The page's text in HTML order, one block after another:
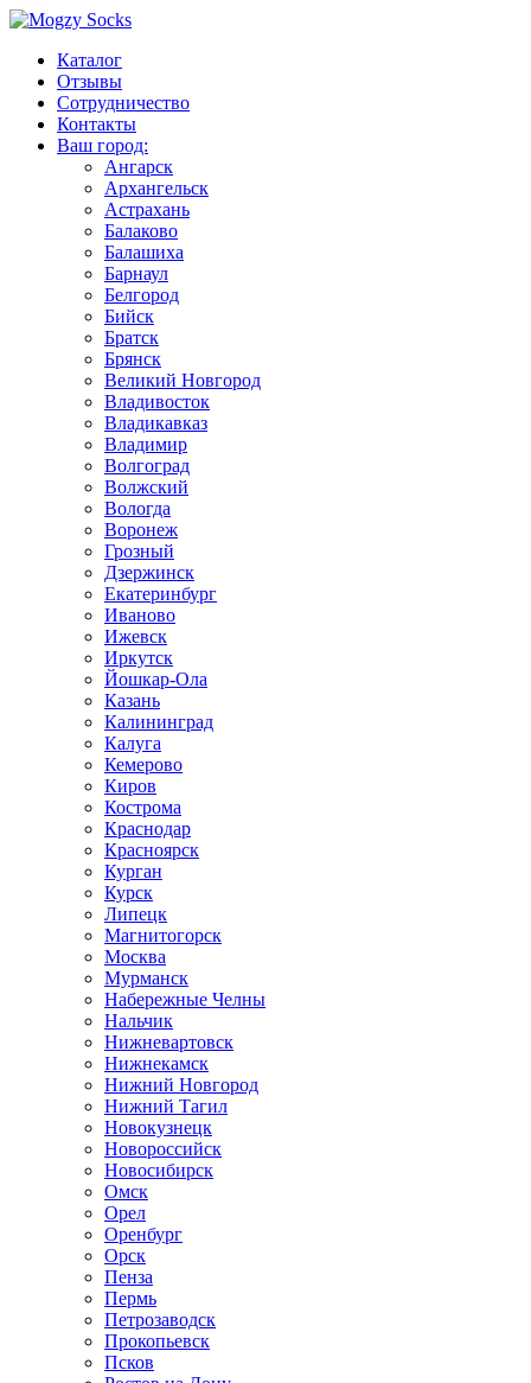
Каталог
Отзывы
Сотрудничество
Контакты
Ваш город:
Ангарск
Архангельск
Астрахань
Балаково
Балашиха
Барнаул
Белгород
Бийск
Братск
Брянск
Великий Новгород
Владивосток
Владикавказ
Владимир
Волгоград
Волжский
Вологда
Воронеж
Грозный
Дзержинск
Екатеринбург
Иваново
Ижевск
Иркутск
Йошкар-Ола
Казань
Калининград
Калуга
Кемерово
Киров
Кострома
Краснодар
Красноярск
Курган
Курск
Липецк
Магнитогорск
Москва
Мурманск
Набережные Челны
Нальчик
Нижневартовск
Нижнекамск
Нижний Новгород
Нижний Тагил
Новокузнецк
Новороссийск
Новосибирск
Омск
Орел
Оренбург
Орск
Пенза
Пермь
Петрозаводск
Прокопьевск
Псков